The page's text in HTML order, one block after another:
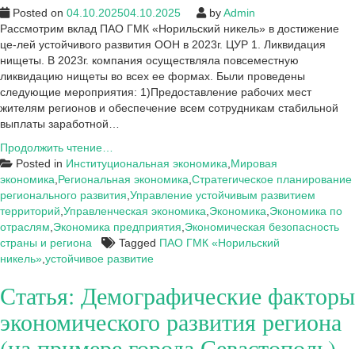
Posted on 04.10.202504.10.2025 byAdmin
Рассмотрим вклад ПАО ГМК «Норильский никель» в достижение
це-лей устойчивого развития ООН в 2023г. ЦУР 1. Ликвидация
нищеты. В 2023г. компания осуществляла повсеместную
ликвидацию нищеты во всех ее формах. Были проведены
следующие мероприятия: 1)Предоставление рабочих мест
жителям регионов и обеспечение всем сотрудникам стабильной
выплаты заработной…
Продолжить чтение…
компании
ПАО
ГМК
«Норильский
никель»
в
достижение
устойчивого
развития
Posted in Институциональная экономика Мировая
экономика Региональная экономика Стратегическое планирование
регионального развития Управление устойчивым развитием
территорий Управленческая экономика Экономика Экономика по
отраслям Экономика предприятия Экономическая безопасность
страны и региона
Tagged ПАО ГМК «Норильский
никель» устойчивое развитие
Статья: Демографические факторы
экономического развития региона